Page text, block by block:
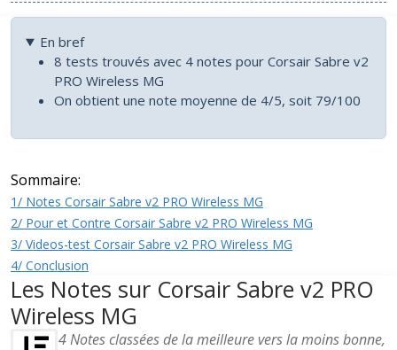
En bref
8 tests trouvés avec 4 notes pour Corsair Sabre v2
PRO Wireless MG
On obtient une note moyenne de 4/5, soit 79/100
Sommaire:
1/ Notes Corsair Sabre v2 PRO Wireless MG
2/ Pour et Contre Corsair Sabre v2 PRO Wireless MG
3/ Videos-test Corsair Sabre v2 PRO Wireless MG
4/ Conclusion
Les Notes sur Corsair Sabre v2 PRO
Wireless MG
4Notes classées de la meilleure vers la moins bonne,